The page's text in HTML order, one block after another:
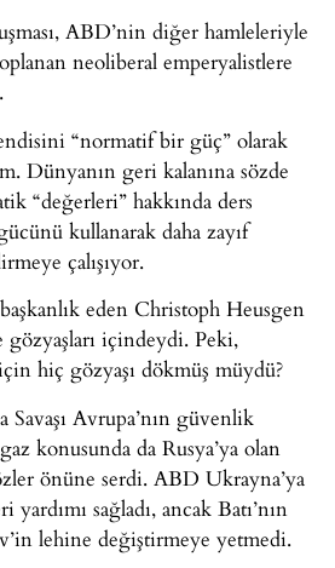
ABD’nin diğer hamleleriyle
neoliberal emperyalistlere
“normatif bir güç” olarak
Dünyanın geri kalanına sözde
“değerleri” hakkında ders
kullanarak daha zayıf
çalışıyor.
eden Christoph Heusgen
içindeydi. Peki,
hiç gözyaşı dökmüş müydü?
Avrupa’nın güvenlik
konusunda da Rusya’ya olan
önüne serdi. ABD Ukrayna’ya
sağladı, ancak Batı’nın
lehine değiştirmeye yetmedi.